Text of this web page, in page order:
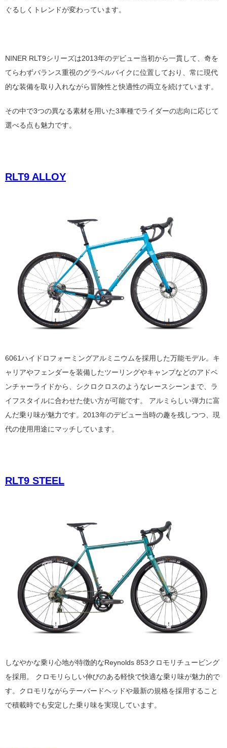
ぐるしくトレンドが変わっています。
NINER RLT9シリーズは2013年のデビュー当初から一貫して、奇を
てらわずバランス重視のグラベルバイクに位置しており、常に現代
的な装備を取り入れながら冒険性と快適性の両立を続けています。
その中で3つの異なる素材を用いた3車種でライダーの志向に応じて
選べる点も魅力です。
RLT9 ALLOY
6061ハイドロフォーミングアルミニウムを採用した万能モデル。キ
ャリアやフェンダーを装備したツーリングやキャンプなどのアドベ
ンチャーライドから、シクロクロスのようなレースシーンまで、ラ
イフスタイルに合わせた使い方が可能です。 アルミらしい弾力に富
んだ乗り味が魅力です。2013年のデビュー当時の趣を残しつつ、現
代の使用用途にマッチしています。
RLT9 STEEL
しなやかな乗り心地が特徴的なReynolds 853クロモリチュービング
を採用。 クロモリらしい伸びのある軽快で快適な乗り味が魅力的で
す。クロモリながらテーパードヘッドや最新の規格を採用すること
で積載時でも安定した乗り味を実現しています。